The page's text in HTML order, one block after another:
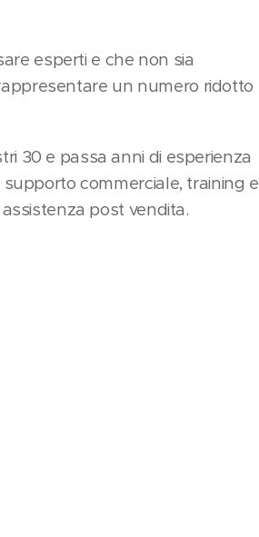
esperti e che non sia
un numero ridotto
30 e passa anni di esperienza
commerciale, training e
post vendita.